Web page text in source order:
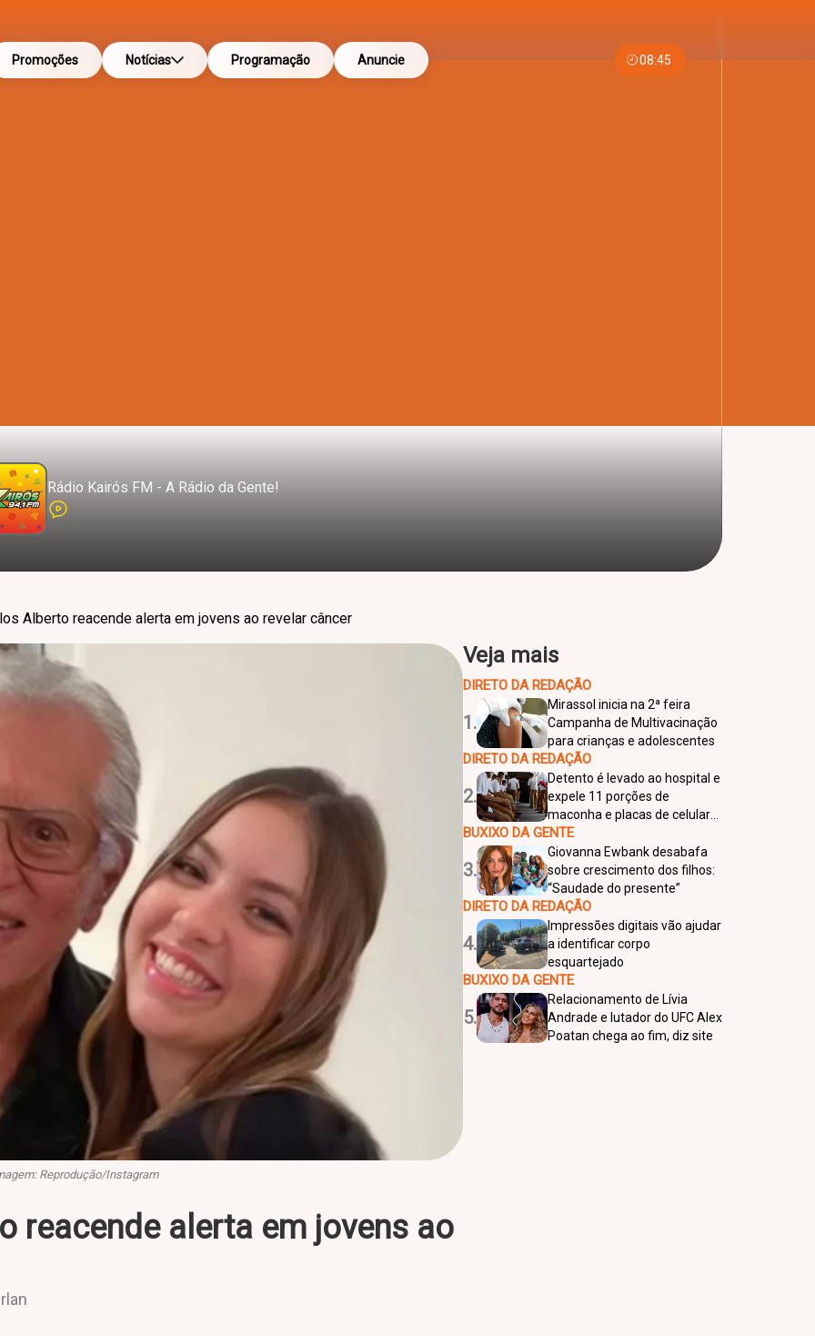
Promoções Notícias Programação Anuncie 08:45
Rádio Kairós FM - A Rádio da Gente!
Alberto reacende alerta em jovens ao revelar câncer
Reprodução/Instagram
reacende alerta em jovens ao
Veja mais
DIRETO DA REDAÇÃO
1.
Mirassol inicia na 2ª feira
Campanha de Multivacinação
para crianças e adolescentes
DIRETO DA REDAÇÃO
2.
Detento é levado ao hospital e
expele 11 porções de
maconha e placas de celular
em Rio Preto
BUXIXO DA GENTE
3.
Giovanna Ewbank desabafa
sobre crescimento dos filhos:
“Saudade do presente”
DIRETO DA REDAÇÃO
4.
Impressões digitais vão ajudar
a identificar corpo
esquartejado
BUXIXO DA GENTE
5.
Relacionamento de Lívia
Andrade e lutador do UFC Alex
Poatan chega ao fim, diz site